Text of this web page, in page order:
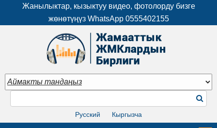
Жанылыктар, кызыктуу видео, фотолорду бизге
жөнөтүңүз WhatsApp 0555402155
Русский Кыргызча